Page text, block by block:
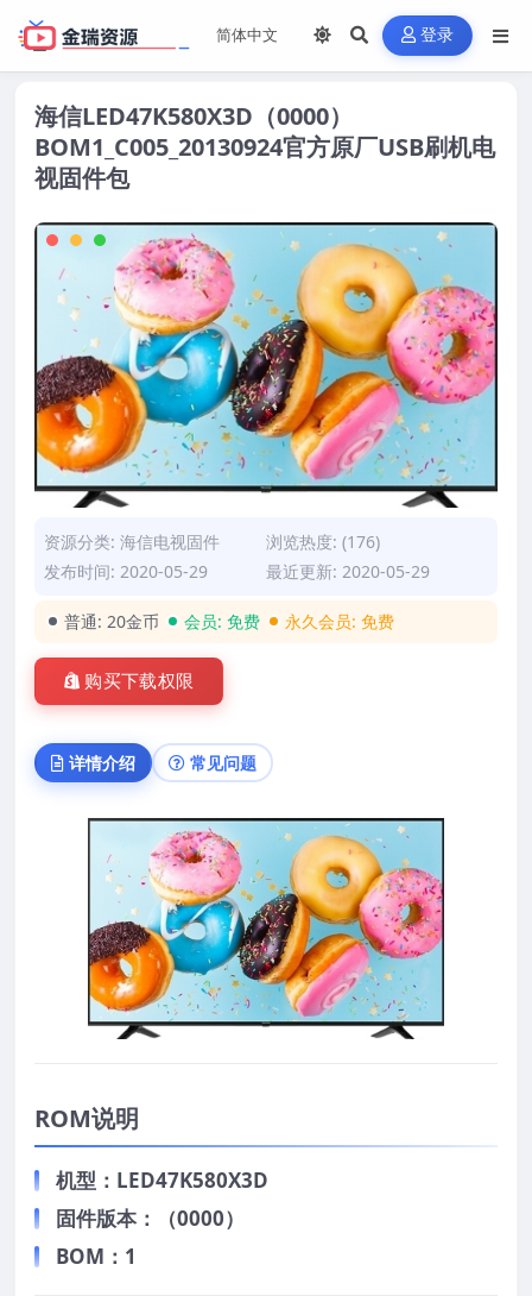
登录
海信LED47K580X3D（0000）
BOM1_C005_20130924官方原厂USB刷机电
视固件包
资源分类: 海信电视固件
浏览热度: (176)
发布时间: 2020-05-29
最近更新: 2020-05-29
普通: 20金币 会员: 免费 永久会员: 免费
购买下载权限
详情介绍 常见问题
ROM说明
机型：LED47K580X3D
固件版本：（0000）
BOM：1